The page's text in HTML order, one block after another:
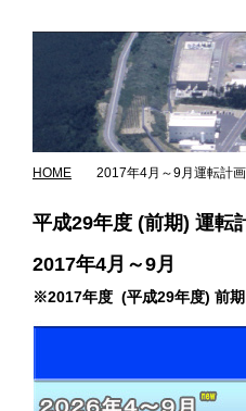
HOME 2017年4月～9月運転計
平成29年度 (前期) 運転
2017年4月～9月
※2017年度 (平成29年度) 前期